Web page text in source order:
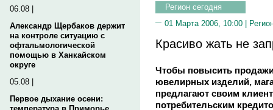
06.08 |
Александр Щербаков держит
на контроле ситуацию с
офтальмологической
помощью в Ханкайском
округе
05.08 |
Первое дыхание осени:
Регион сегодня
01 Марта 2006, 10:00 |
Красиво жать не
Чтобы повысить
ювелирных изделий,
предлагают своим
потребительским